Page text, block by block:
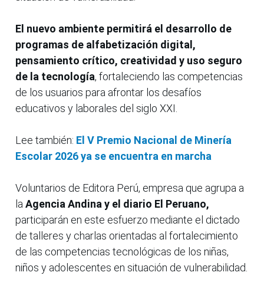
El nuevo ambiente permitirá el desarrollo de
programas de alfabetización digital,
pensamiento crítico, creatividad y uso seguro
de la tecnología, fortaleciendo las competencias
de los usuarios para afrontar los desafíos
educativos y laborales del siglo XXI.
Lee también: El V Premio Nacional de Minería
Escolar 2026 ya se encuentra en marcha
Voluntarios de Editora Perú, empresa que agrupa a
la Agencia Andina y el diario El Peruano,
participarán en este esfuerzo mediante el dictado
de talleres y charlas orientadas al fortalecimiento
de las competencias tecnológicas de los niñas,
niños y adolescentes en situación de vulnerabilidad.